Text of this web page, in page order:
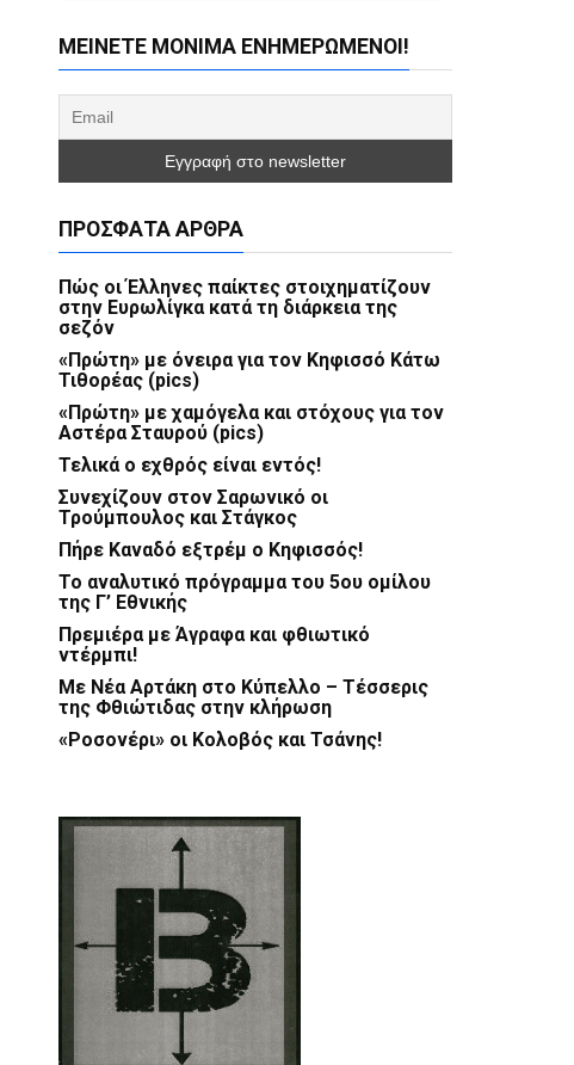
ΜΕΊΝΕΤΕ ΜΌΝΙΜΑ ΕΝΗΜΕΡΏΜΕΝΟΙ!
ΠΡΌΣΦΑΤΑ ΆΡΘΡΑ
Πώς οι Έλληνες παίκτες στοιχηματίζουν
στην Ευρωλίγκα κατά τη διάρκεια της
σεζόν
«Πρώτη» με όνειρα για τον Κηφισσό Κάτω
Τιθορέας (pics)
«Πρώτη» με χαμόγελα και στόχους για τον
Αστέρα Σταυρού (pics)
Τελικά ο εχθρός είναι εντός!
Συνεχίζουν στον Σαρωνικό οι
Τρούμπουλος και Στάγκος
Πήρε Καναδό εξτρέμ ο Κηφισσός!
Το αναλυτικό πρόγραμμα του 5ου ομίλου
της Γ’ Εθνικής
Πρεμιέρα με Άγραφα και φθιωτικό
ντέρμπι!
Με Νέα Αρτάκη στο Κύπελλο – Τέσσερις
της Φθιώτιδας στην κλήρωση
«Ροσονέρι» οι Κολοβός και Τσάνης!